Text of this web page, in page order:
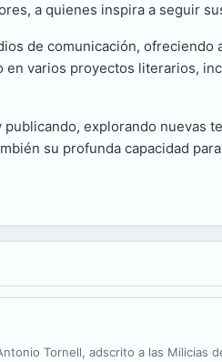
a quienes inspira a seguir
de comunicación,
varios proyectos literarios,
explorando nuevas
su profunda capacidad
Tornell, adscrito a las Milicias